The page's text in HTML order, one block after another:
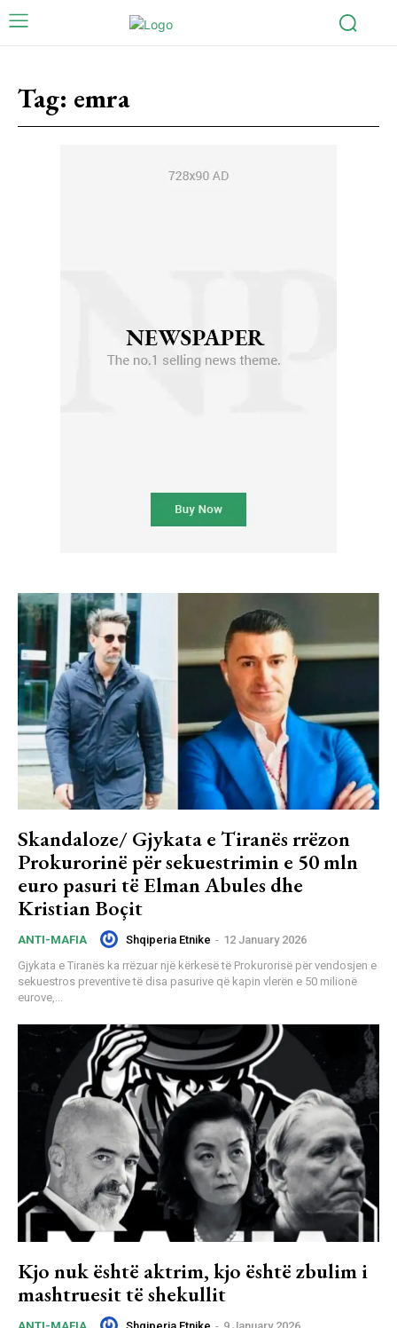
Tag: emra
Skandaloze/ Gjykata e Tiranës rrëzon
Prokurorinë për sekuestrimin e 50 mln
euro pasuri të Elman Abules dhe
Kristian Boçit
ANTI-MAFIA Shqiperia Etnike - 12 January 2026
Gjykata e Tiranës ka rrëzuar një kërkesë të Prokurorisë për vendosjen e
sekuestros preventive të disa pasurive që kapin vlerën e 50 milionë
eurove,...
Kjo nuk është aktrim, kjo është zbulim i
mashtruesit të shekullit